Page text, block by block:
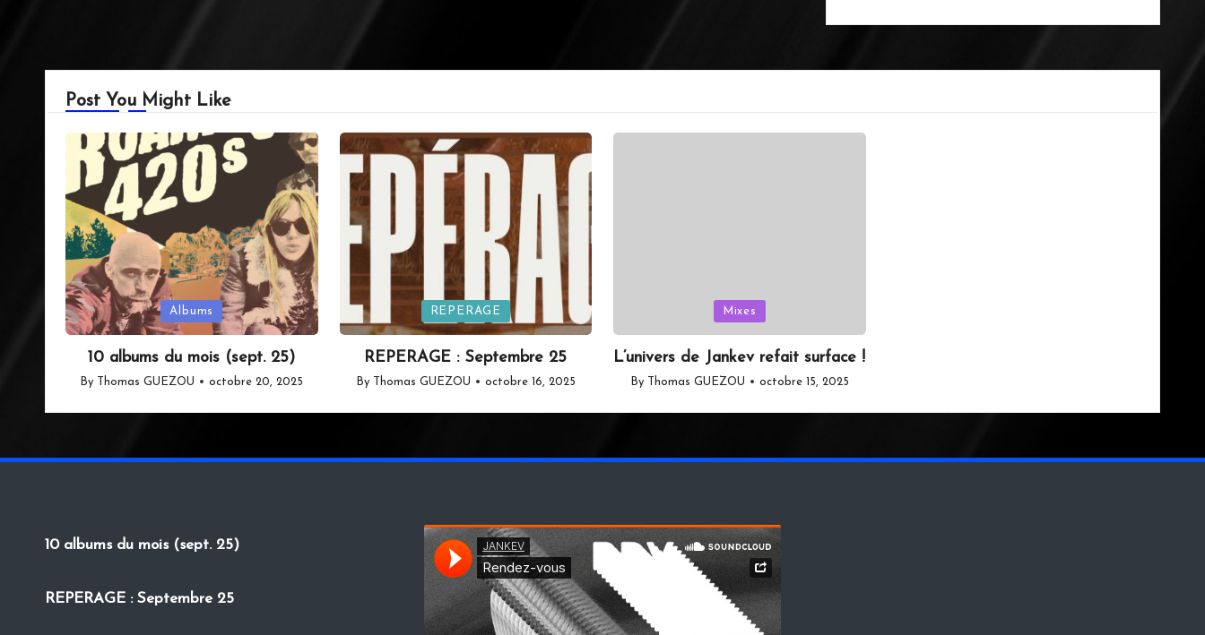
Post You Might Like
Posted
in
Albums
10 albums du mois (sept. 25)
Posted
by
By Thomas GUEZOU octobre 20, 2025
Posted
in
REPERAGE
REPERAGE : Septembre 25
Posted
by
By Thomas GUEZOU octobre 16, 2025
in
Mixes
L’univers de Jankev refait surface !
Posted
by
By Thomas GUEZOU octobre 15, 2025
10 albums du mois (sept. 25)
REPERAGE : Septembre 25